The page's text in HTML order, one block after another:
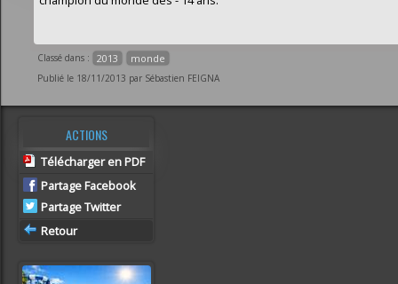
Classé dans : 2013 monde
Publié le 18/11/2013 par Sébastien FEIGNA
ACTIONS
Télécharger en PDF
Partage Facebook
Partage Twitter
Retour